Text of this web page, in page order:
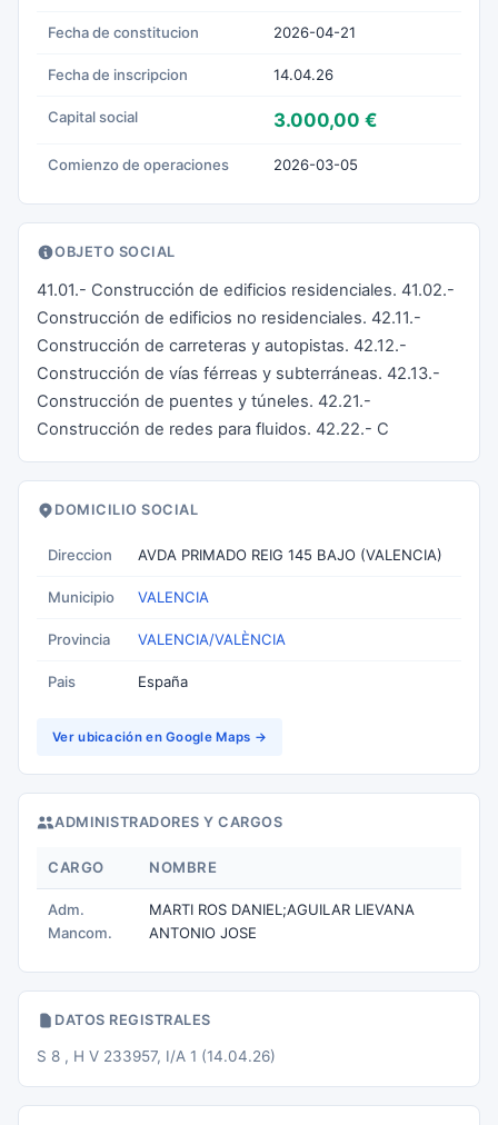
Fecha de constitucion 2026-04-21
Fecha de inscripcion 14.04.26
Capital social 3.000,00 €
Comienzo de operaciones 2026-03-05
OBJETO SOCIAL
41.01.- Construcción de edificios residenciales. 41.02.-
Construcción de edificios no residenciales. 42.11.-
Construcción de carreteras y autopistas. 42.12.-
Construcción de vías férreas y subterráneas. 42.13.-
Construcción de puentes y túneles. 42.21.-
Construcción de redes para fluidos. 42.22.- C
DOMICILIO SOCIAL
Direccion AVDA PRIMADO REIG 145 BAJO (VALENCIA)
Municipio VALENCIA
Provincia VALENCIA/VALÈNCIA
Pais España
Ver ubicación en Google Maps →
ADMINISTRADORES Y CARGOS
CARGO NOMBRE
Adm.
Mancom.
MARTI ROS DANIEL;AGUILAR LIEVANA
ANTONIO JOSE
DATOS REGISTRALES
S 8 , H V 233957, I/A 1 (14.04.26)